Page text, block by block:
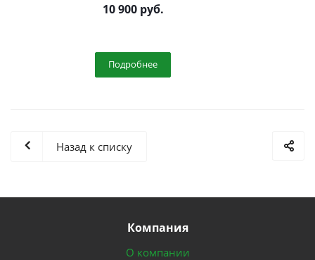
10 900руб.
Подробнее
Назад к списку
Компания
О компании